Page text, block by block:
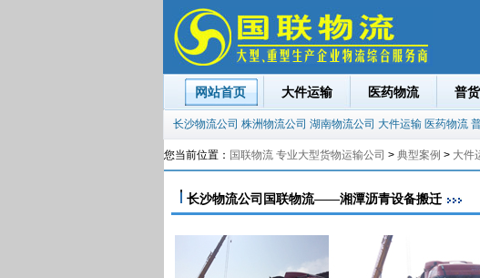
网站首页 大件运输 医药物流 普
长沙物流公司 株洲物流公司 湖南物流公司 大件运输 医药物流
您当前位置： 国联物流 专业大型货物运输公司 > 典型案例 > 大件
长沙物流公司国联物流——湘潭沥青设备搬迁